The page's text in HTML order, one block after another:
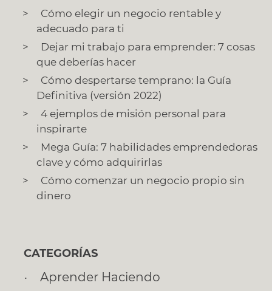
Cómo elegir un negocio rentable y
adecuado para ti
Dejar mi trabajo para emprender: 7 cosas
que deberías hacer
Cómo despertarse temprano: la Guía
Definitiva (versión 2022)
4 ejemplos de misión personal para
inspirarte
Mega Guía: 7 habilidades emprendedoras
clave y cómo adquirirlas
Cómo comenzar un negocio propio sin
dinero
CATEGORÍAS
Aprender Haciendo